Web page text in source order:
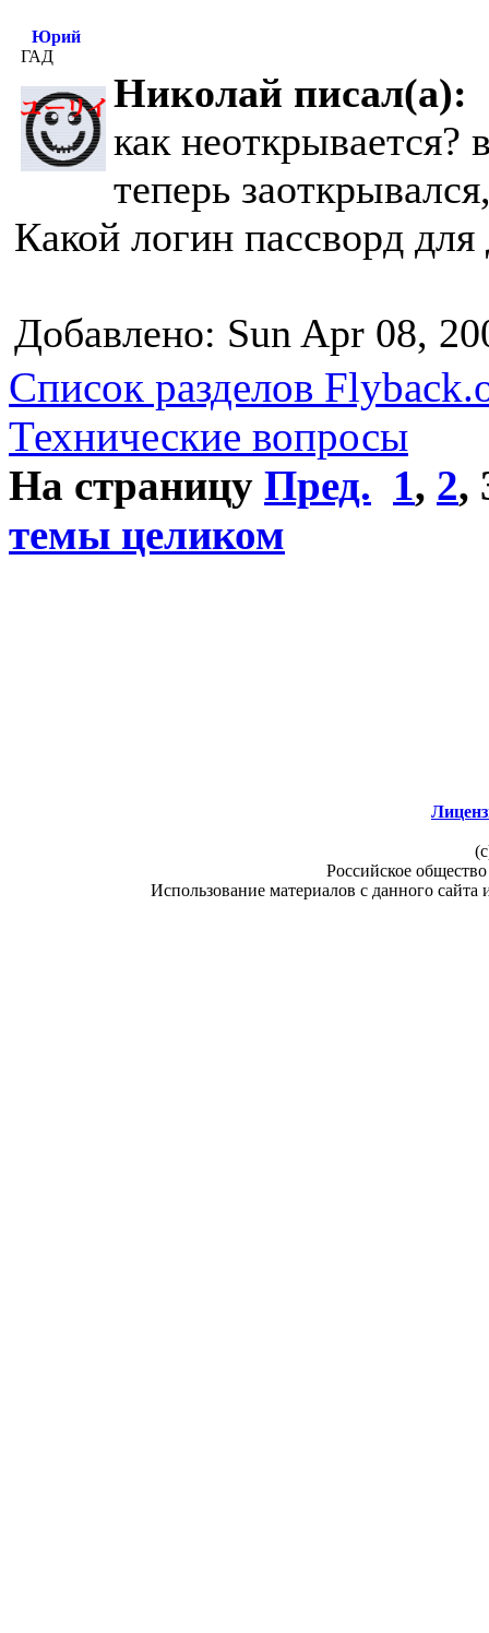
Юрий
ГАД
Николай писал(а):
как неоткрывается?
теперь
Какой логин пассворд для
Добавлено: Sun Apr 08,
Список разделов
Технические вопросы
На страницу Пред. 1, 2,
темы целиком
Российское
Использование материалов с данного